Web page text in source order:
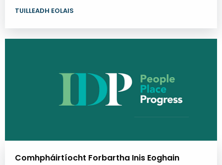
TUILLEADH EOLAIS
Comhpháirtíocht Forbartha Inis Eoghain